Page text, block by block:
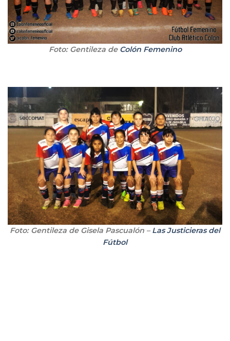
Foto: Gentileza de Colón Femenino
Foto: Gentileza de Gisela Pascualón – Las Justicieras del
Fútbol